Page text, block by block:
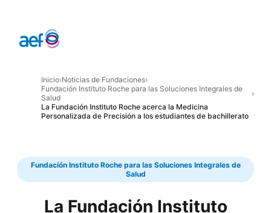
Inicio›Noticias de Fundaciones›
Fundación Instituto Roche para las Soluciones Integrales de
Salud
›
La Fundación Instituto Roche acerca la Medicina
Personalizada de Precisión a los estudiantes de bachillerato
Fundación Instituto Roche para las Soluciones Integrales de
Salud
La Fundación Instituto